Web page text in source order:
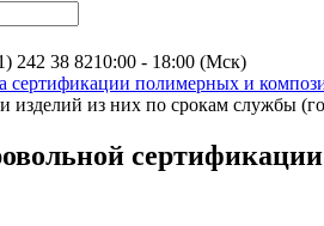
242 38 8210:00 - 18:00 (Мск)
сертификации полимерных и
изделий из них по срокам службы
сертификации